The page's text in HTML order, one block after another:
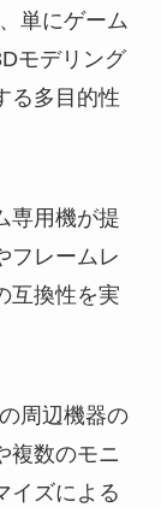
単にゲーム
モデリング
る多目的性
専用機が提
フレームレ
互換性を実
周辺機器の
複数のモニ
イズによる